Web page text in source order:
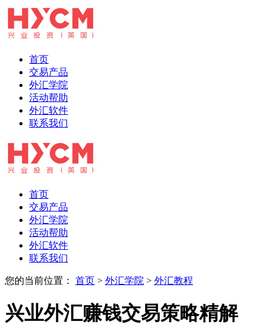
首页
交易产品
外汇学院
活动帮助
外汇软件
联系我们
首页
交易产品
外汇学院
活动帮助
外汇软件
联系我们
您的当前位置： 首页 > 外汇学院 > 外汇教程
兴业外汇赚钱交易策略精解